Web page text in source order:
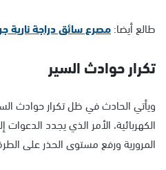
طالع أيضا:مصرع سائق دراجة نارية
تكرار حوادث السير
ويأتي الحادث في ظل تكرار حوادث
الكهربائية، الأمر الذي يجدد الدعوات
المرورية ورفع مستوى الحذر على